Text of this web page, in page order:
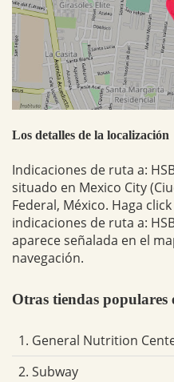
Los detalles de la localización
Indicaciones de ruta a:
situado en Mexico City
Federal, México. Haga
indicaciones de ruta a:
aparece señalada en el
navegación.
Otras tiendas populares
1. General Nutrition
2. Subway